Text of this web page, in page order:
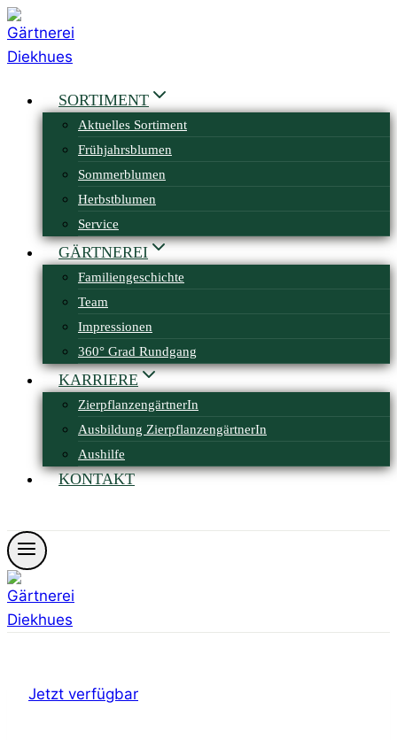
Zum
Inhalt
springen
SORTIMENT
Aktuelles Sortiment
Frühjahrsblumen
Sommerblumen
Herbstblumen
Service
GÄRTNEREI
Familiengeschichte
Team
Impressionen
360° Grad Rundgang
KARRIERE
ZierpflanzengärtnerIn
Ausbildung ZierpflanzengärtnerIn
Aushilfe
KONTAKT
Jetzt verfügbar